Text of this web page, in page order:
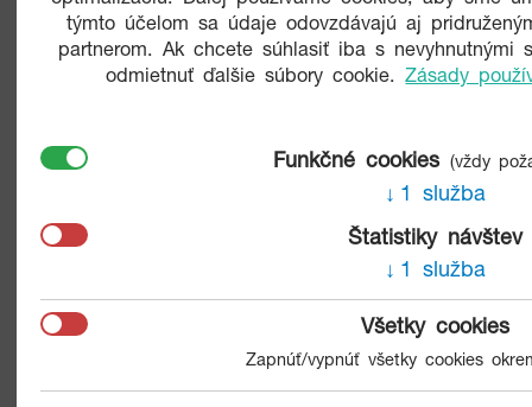
G-3/3 PREDANÝ 2i 52,21 m2 |0 €
týmto účelom sa údaje odovzdávajú aj
partnerom. Ak chcete súhlasiť iba s nevyhnutnými
odmietnuť ďalšie súbory cookie.Zásady
Funkčné cookies (vždy
1 služba
Štatistiky návštev
1 služba
Všetky cookies
Zapnúť/vypnúť všetky cookies